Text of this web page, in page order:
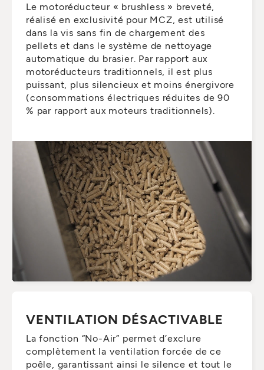
Le motoréducteur « brushless » breveté,
réalisé en exclusivité pour MCZ, est utilisé
dans la vis sans fin de chargement des
pellets et dans le système de nettoyage
automatique du brasier. Par rapport aux
motoréducteurs traditionnels, il est plus
puissant, plus silencieux et moins énergivore
(consommations électriques réduites de 90
% par rapport aux moteurs traditionnels).
VENTILATION DÉSACTIVABLE
La fonction “No-Air” permet d’exclure
complètement la ventilation forcée de ce
poêle, garantissant ainsi le silence et tout le